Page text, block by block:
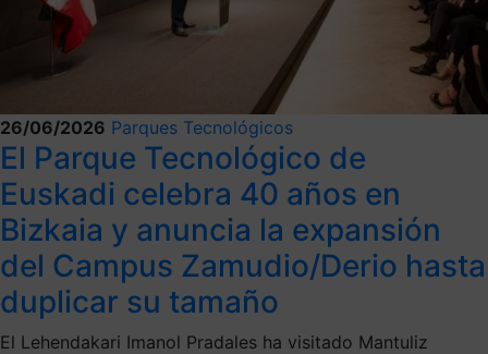
26/06/2026 Parques Tecnológicos
El Parque Tecnológico de
Euskadi celebra 40 años en
Bizkaia y anuncia la expansión
del Campus Zamudio/Derio hasta
duplicar su tamaño
El Lehendakari Imanol Pradales ha visitado Mantuliz